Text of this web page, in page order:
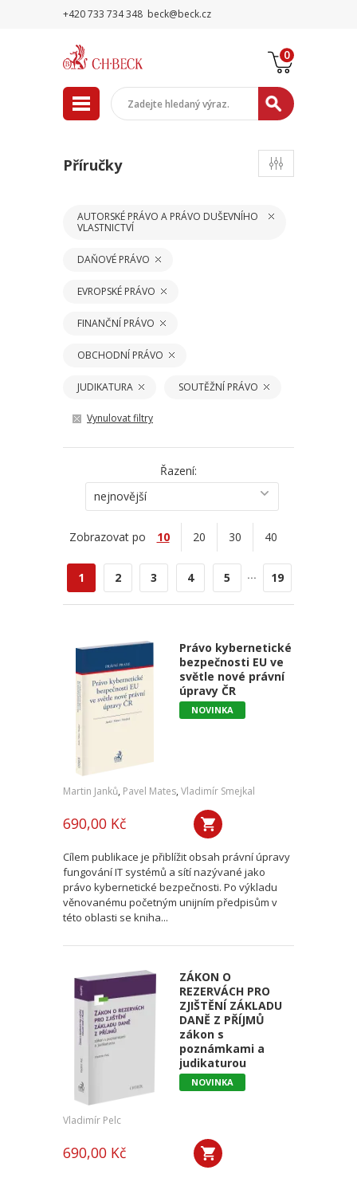
+420 733 734 348 beck@beck.cz
0
Příručky
AUTORSKÉ PRÁVO A PRÁVO DUŠEVNÍHO
VLASTNICTVÍ
DAŇOVÉ PRÁVO
EVROPSKÉ PRÁVO
FINANČNÍ PRÁVO
OBCHODNÍ PRÁVO
JUDIKATURA SOUTĚŽNÍ PRÁVO
Vynulovat filtry
Řazení:
nejnovější
Zobrazovat po 10 20 30 40
1 2 3 4 5 ... 19
Právo kybernetické
bezpečnosti EU ve
světle nové právní
úpravy ČR
NOVINKA
Martin Janků, Pavel Mates, Vladimír Smejkal
690,00 Kč
Cílem publikace je přiblížit obsah právní úpravy
fungování IT systémů a sítí nazývané jako
právo kybernetické bezpečnosti. Po výkladu
věnovanému početným unijním předpisům v
této oblasti se kniha...
ZÁKON O
REZERVÁCH PRO
ZJIŠTĚNÍ ZÁKLADU
DANĚ Z PŘÍJMŮ
zákon s
poznámkami a
judikaturou
NOVINKA
Vladimír Pelc
690,00 Kč